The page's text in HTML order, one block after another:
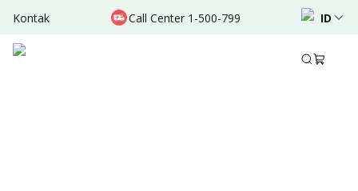
Kontak Call Center 1-500-799 ID